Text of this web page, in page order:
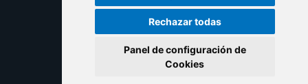
Rechazar todas
Panel de configuración de
Cookies